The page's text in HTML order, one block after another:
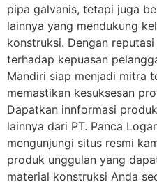
pipa galvanis, tetapi juga
lainnya yang mendukung
konstruksi. Dengan
terhadap kepuasan
Mandiri siap menjadi mitra
memastikan kesuksesan
Dapatkan innformasi
lainnya dari PT. Panca
mengunjungi situs resmi
produk unggulan yang
material konstruksi Anda